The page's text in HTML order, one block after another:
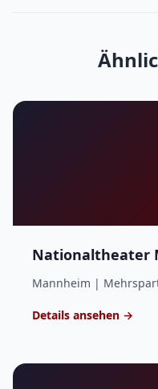
Nationaltheater
Mannheim |
Details ansehen →